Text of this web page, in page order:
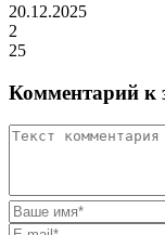
20.12.2025
2
25
Комментарий к